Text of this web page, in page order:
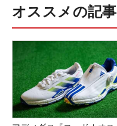
オススメの記事